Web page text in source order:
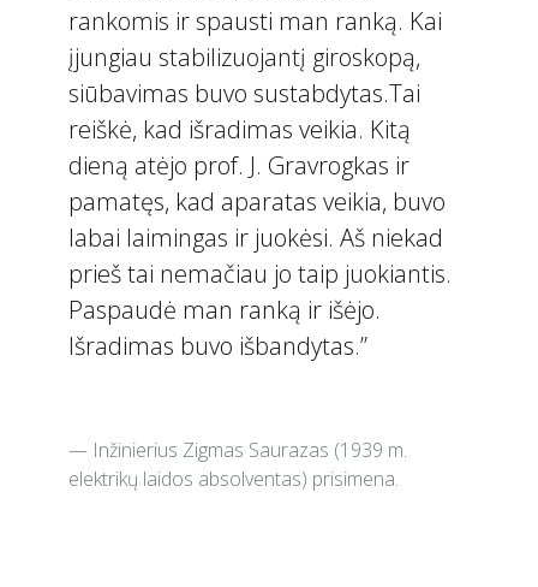
rankomis ir spausti man ranką. Kai
įjungiau stabilizuojantį giroskopą,
siūbavimas buvo sustabdytas.Tai
reiškė, kad išradimas veikia. Kitą
dieną atėjo prof. J. Gravrogkas ir
pamatęs, kad aparatas veikia, buvo
labai laimingas ir juokėsi. Aš niekad
prieš tai nemačiau jo taip juokiantis.
Paspaudė man ranką ir išėjo.
Išradimas buvo išbandytas.”
Inžinierius Zigmas Saurazas (1939 m.
elektrikų laidos absolventas) prisimena.